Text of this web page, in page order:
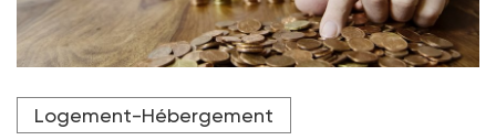
Photo d’illustration
Crédit photo Adobe stock
Logement-Hébergement